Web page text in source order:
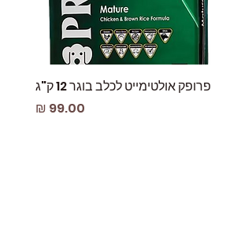
פרופק אולטימייט לכלב בוגר 12 ק"ג
מחיר